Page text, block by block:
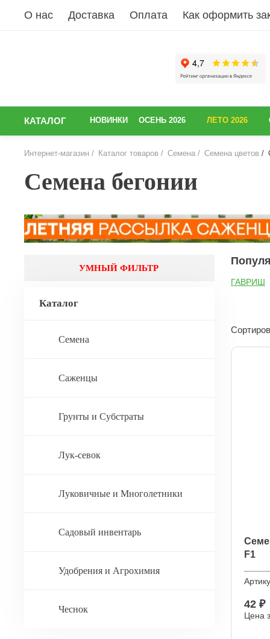
О нас Доставка Оплата Как оформить
КАТАЛОГ НОВИНКИ ОСЕНЬ 2026 ЛЕТО 2026
Интернет-магазин Каталог товаров Семена Семена цветов
Семена бегонии
УМНЫЙ ФИЛЬТР
Каталог
Семена
Саженцы
Грунты и Субстраты
Лук-севок
Луковичные и Многолетники
Садовый инвентарь
Удобрения и Агрохимия
Чеснок
ГАВРИШ
F1
42 ₽
Цена